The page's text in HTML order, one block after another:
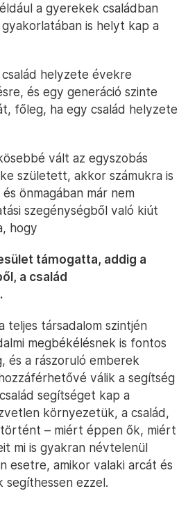
a gyerekek családban
is helyt kap a
helyzete évekre
és egy generáció szinte
főleg, ha egy család helyzete
vált az egyszobás
született, akkor számukra is
önmagában már nem
szegénységből való kiút
hogy
támogatta, addig a
a család
teljes társadalom szintjén
megbékélésnek is fontos
és a rászoruló emberek
válik a segítség
segítséget kap a
környezetük, a család,
– miért éppen ők, miért
mi is gyakran névtelenül
esetre, amikor valaki arcát és
ezzel.